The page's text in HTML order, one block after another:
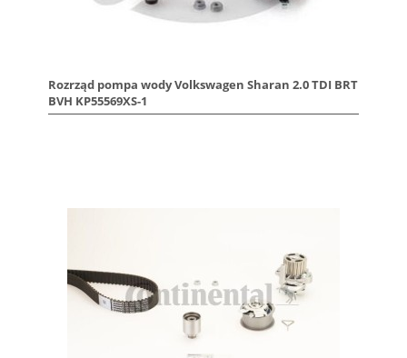
Rozrząd pompa wody Volkswagen Sharan 2.0 TDI BRT
BVH KP55569XS-1